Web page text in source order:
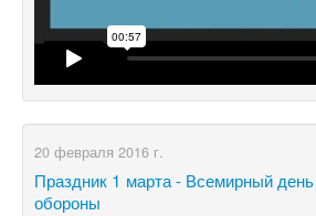
20 февраля 2016 г.
​Праздник 1 марта - Всемирный день
обороны